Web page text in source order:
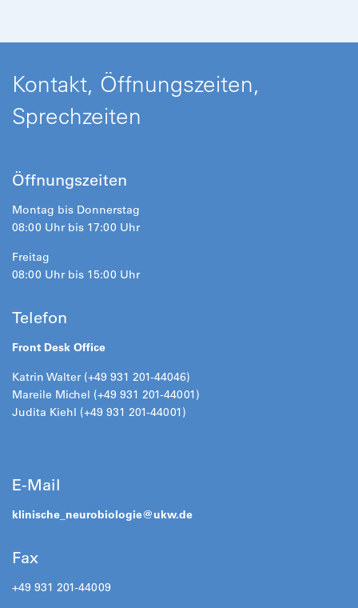
Kontakt, Öffnungszeiten,
Sprechzeiten
Öffnungszeiten
Montag bis Donnerstag
08:00 Uhr bis 17:00 Uhr
Freitag
08:00 Uhr bis 15:00 Uhr
Telefon
Front Desk Office
Katrin Walter (+49 931 201-44046)
Mareile Michel (+49 931 201-44001)
Judita Kiehl (+49 931 201-44001)
E-Mail
klinische_neurobiologie@ukw.de
Fax
+49 931 201-44009